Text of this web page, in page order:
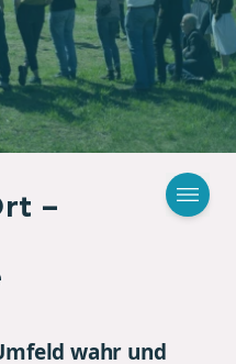
-
wahr und